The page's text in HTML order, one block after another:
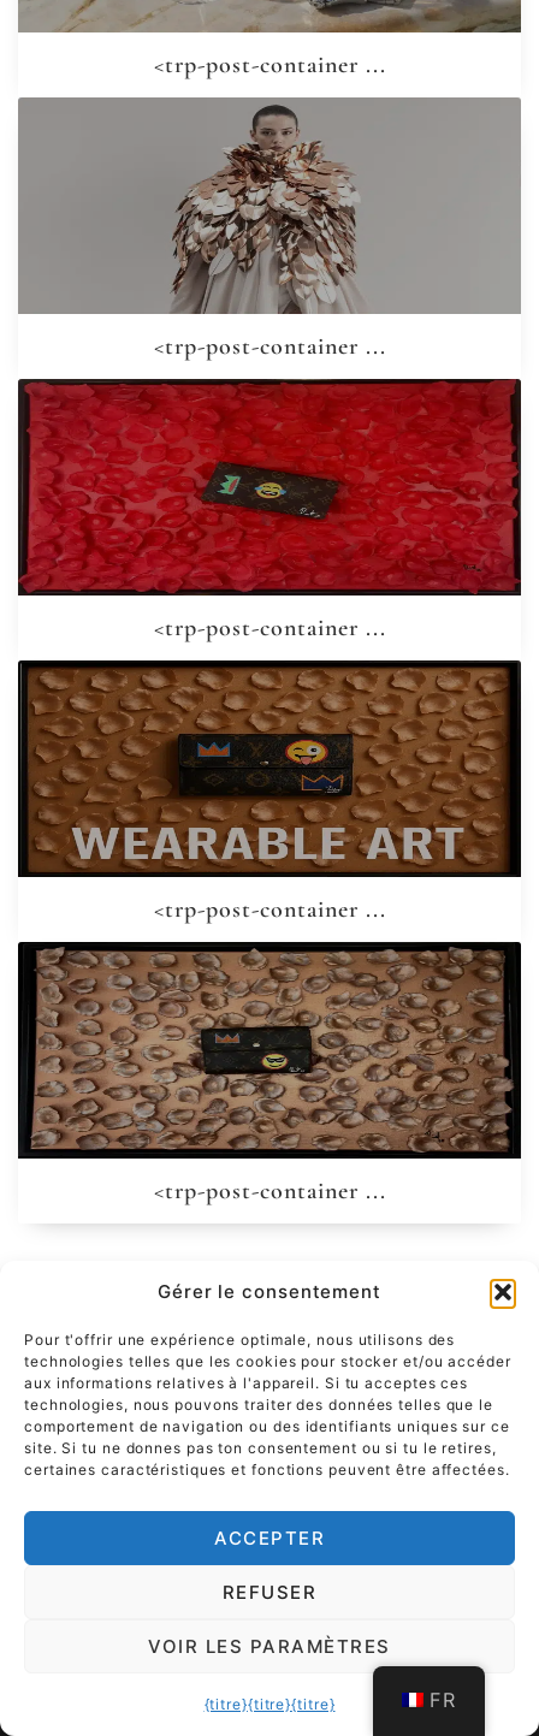
Gérer le consentement
Pour t'offrir une expérience optimale, nous utilisons des
technologies telles que les cookies pour stocker et/ou accéder
aux informations relatives à l'appareil. Si tu acceptes ces
technologies, nous pouvons traiter des données telles que le
comportement de navigation ou des identifiants uniques sur ce
site. Si tu ne donnes pas ton consentement ou si tu le retires,
certaines caractéristiques et fonctions peuvent être affectées.
ACCEPTER
REFUSER
VOIR LES PARAMÈTRES
{titre}{titre}{titre}
<trp-post-container ...
<trp-post-container ...
<trp-post-container ...
<trp-post-container ...
<trp-post-container ...
Il est expressément précisé que
les produits présentés sur ce site sont de pures œuvres
d'art (pièces uniques) et non des articles de mode. Ils
sont le résultat d'une transformation artistique et sont
soumis à la liberté artistique de l'artiste. Aucune
publicité de marque ou impression officielle du fabricant
n'est créée. Les œuvres sont clairement modifiées
artistiquement en tant que produit original et ne sont
par List
FR